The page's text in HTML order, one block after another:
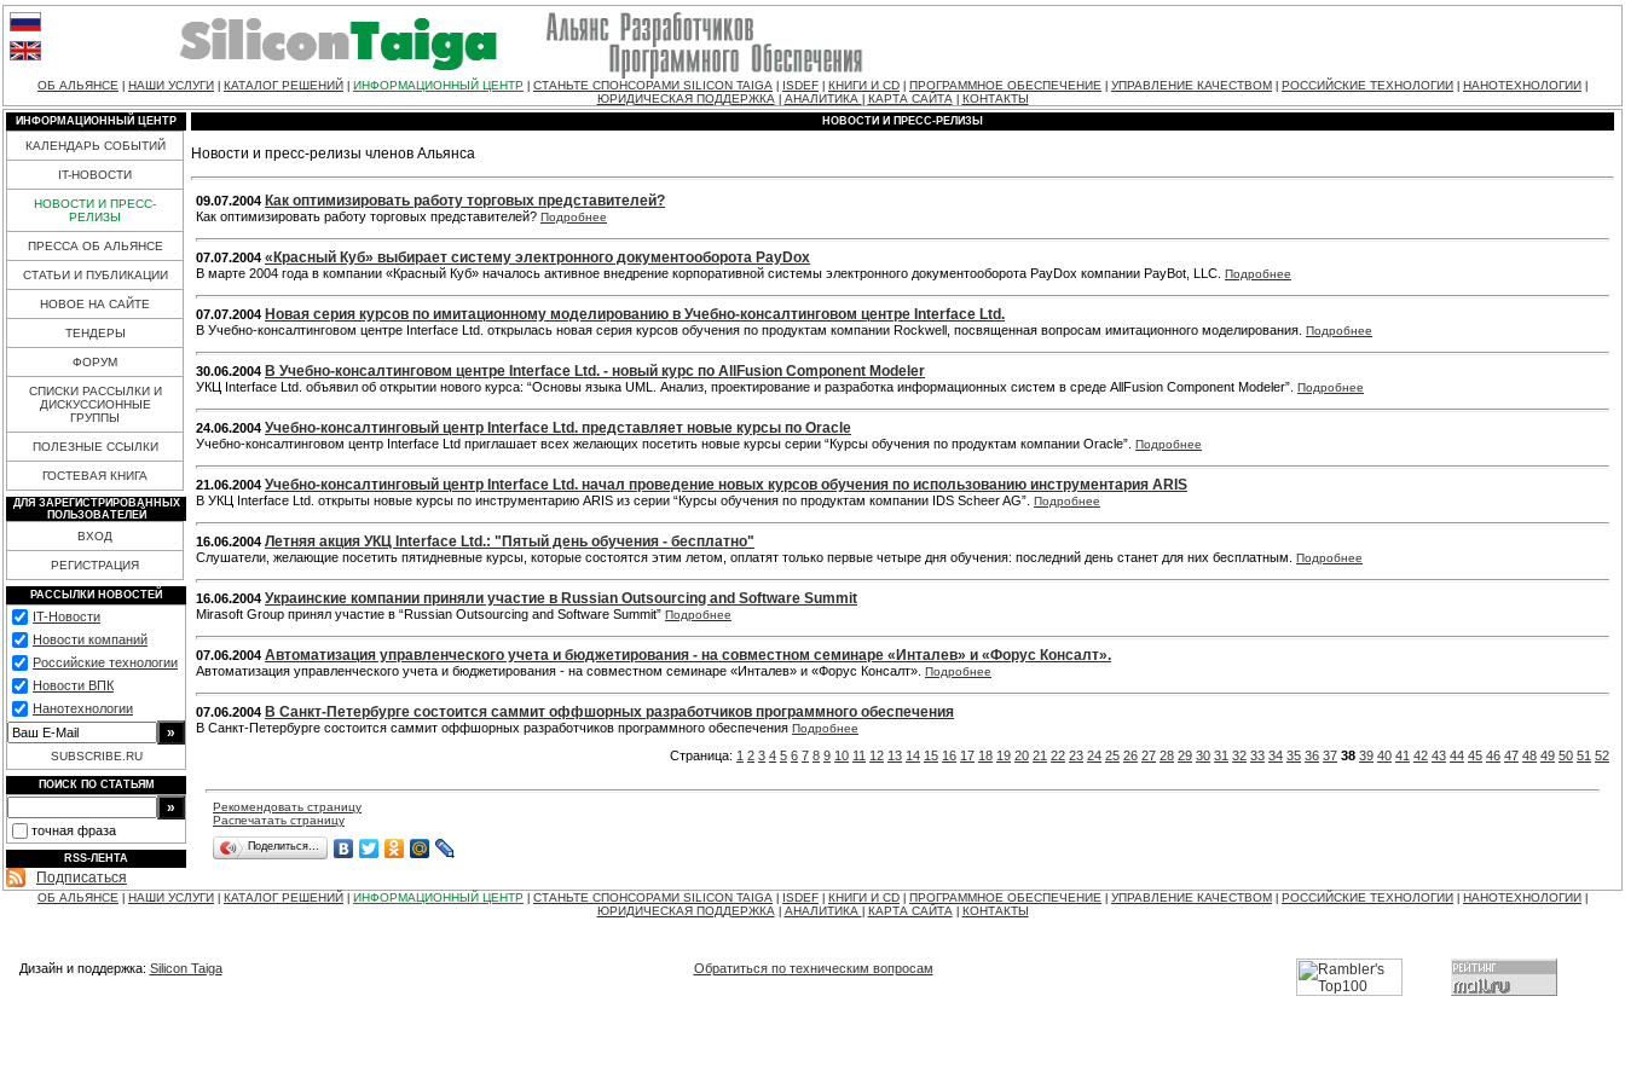
ОБ АЛЬЯНСЕ НАШИ УСЛУГИ КАТАЛОГ РЕШЕНИЙ ИНФОРМАЦИОННЫЙ ЦЕНТР СТАНЬТЕ СПОНСОРАМИ SILICON TAIGA ISDEF КНИГИ И CD ПРОГРАММНОЕ ОБЕСПЕЧЕНИЕ УПРАВЛЕНИЕ КАЧЕСТВОМ РОССИЙСКИЕ ТЕХНОЛОГИИ НАНОТЕХНОЛОГИИ
ЮРИДИЧЕСКАЯ ПОДДЕРЖКА| АНАЛИТИКА КАРТА САЙТА| КОНТАКТЫ
ИНФОРМАЦИОННЫЙ ЦЕНТР
КАЛЕНДАРЬ СОБЫТИЙ
IT-НОВОСТИ
НОВОСТИ И ПРЕСС-
РЕЛИЗЫ
ПРЕССА ОБ АЛЬЯНСЕ
СТАТЬИ И ПУБЛИКАЦИИ
НОВОЕ НА САЙТЕ
ТЕНДЕРЫ
ФОРУМ
СПИСКИ РАССЫЛКИ И
ДИСКУССИОННЫЕ
ГРУППЫ
ПОЛЕЗНЫЕ ССЫЛКИ
ГОСТЕВАЯ КНИГА
ДЛЯ ЗАРЕГИСТРИРОВАННЫХ
ПОЛЬЗОВАТЕЛЕЙ
ВХОД
РЕГИСТРАЦИЯ
РАССЫЛКИ НОВОСТЕЙ
IT-Новости
Новости компаний
Российские технологии
Новости ВПК
Нанотехнологии
SUBSCRIBE.RU
ПОИСК ПО СТАТЬЯМ
точная фраза
RSS-ЛЕНТА
Подписаться
НОВОСТИ И ПРЕСС-РЕЛИЗЫ
Новости и пресс-релизы членов Альянса
09.07.2004 Как оптимизировать работу торговых представителей?
Как оптимизировать работу торговых представителей? Подробнее
07.07.2004 «Красный Куб» выбирает систему электронного документооборота PayDox
В марте 2004 года в компании «Красный Куб» началось активное внедрение корпоративной системы электронного документооборота PayDox компании PayBot, LLC. Подробнее
07.07.2004 Новая серия курсов по имитационному моделированию в Учебно-консалтинговом центре Interface Ltd.
В Учебно-консалтинговом центре Interface Ltd. открылась новая серия курсов обучения по продуктам компании Rockwell, посвященная вопросам имитационного моделирования. Подробнее
30.06.2004 В Учебно-консалтинговом центре Interface Ltd. - новый курс по AllFusion Component Modeler
УКЦ Interface Ltd. объявил об открытии нового курса: “Основы языка UML. Анализ, проектирование и разработка информационных систем в среде AllFusion Component Modeler”. Подробнее
24.06.2004 Учебно-консалтинговый центр Interface Ltd. представляет новые курсы по Oracle
Учебно-консалтинговом центр Interface Ltd приглашает всех желающих посетить новые курсы серии “Курсы обучения по продуктам компании Oracle”. Подробнее
21.06.2004 Учебно-консалтинговый центр Interface Ltd. начал проведение новых курсов обучения по использованию инструментария ARIS
В УКЦ Interface Ltd. открыты новые курсы по инструментарию ARIS из серии “Курсы обучения по продуктам компании IDS Scheer AG”. Подробнее
16.06.2004 Летняя акция УКЦ Interface Ltd.: "Пятый день обучения - бесплатно"
Слушатели, желающие посетить пятидневные курсы, которые состоятся этим летом, оплатят только первые четыре дня обучения: последний день станет для них бесплатным. Подробнее
16.06.2004 Украинские компании приняли участие в Russian Outsourcing and Software Summit
Mirasoft Group принял участие в “Russian Outsourcing and Software Summit” Подробнее
07.06.2004 Автоматизация управленческого учета и бюджетирования - на совместном семинаре «Инталев» и «Форус Консалт».
Автоматизация управленческого учета и бюджетирования - на совместном семинаре «Инталев» и «Форус Консалт». Подробнее
07.06.2004 В Санкт-Петербурге состоится саммит оффшорных разработчиков программного обеспечения
В Санкт-Петербурге состоится саммит оффшорных разработчиков программного обеспечения Подробнее
Страница: 1 2 3 4 5 6 7 8 9 10 11 12 13 14 15 16 17 18 19 20 21 22 23 24 25 26 27 28 29 30 31 32 33 34 35 36 37 38 39 40 41 42 43 44 45 46 47 48 49 50 51 52
Рекомендовать страницу
Распечатать страницу
Поделиться…
ОБ АЛЬЯНСЕ НАШИ УСЛУГИ КАТАЛОГ РЕШЕНИЙ ИНФОРМАЦИОННЫЙ ЦЕНТР СТАНЬТЕ СПОНСОРАМИ SILICON TAIGA ISDEF КНИГИ И CD ПРОГРАММНОЕ ОБЕСПЕЧЕНИЕ УПРАВЛЕНИЕ КАЧЕСТВОМ РОССИЙСКИЕ ТЕХНОЛОГИИ НАНОТЕХНОЛОГИИ
ЮРИДИЧЕСКАЯ ПОДДЕРЖКА| АНАЛИТИКА КАРТА САЙТА| КОНТАКТЫ
Дизайн и поддержка: Silicon Taiga Обратиться по техническим вопросам